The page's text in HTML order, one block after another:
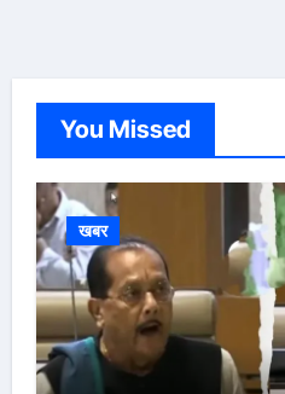
You Missed
खबर